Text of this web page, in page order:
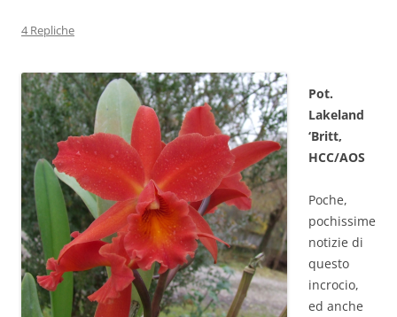
4 Repliche
Pot.
Lakeland
‘Britt,
HCC/AOS
Poche,
pochissime
notizie di
questo
incrocio,
ed anche